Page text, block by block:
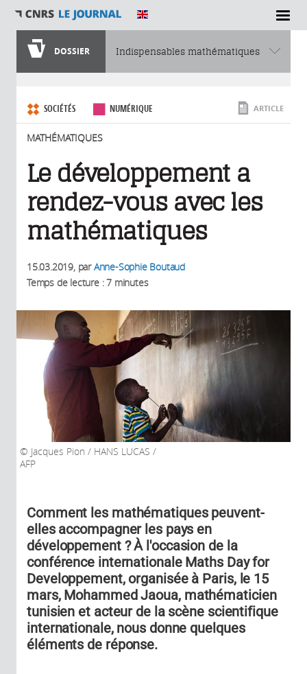
SECTIONS
DOSSIER Indispensables mathématiques
SOCIÉTÉS NUMÉRIQUE
MATHÉMATIQUES
ARTICLE
Le développement a
rendez-vous avec les
mathématiques
15.03.2019, parAnne-Sophie Boutaud
Temps de lecture : 7 minutes
Jacques Pion / HANS LUCAS /
AFP
Comment les mathématiques peuvent-
elles accompagner les pays en
développement ? À l'occasion de la
conférence internationale Maths Day for
Developpement, organisée à Paris, le 15
mars, Mohammed Jaoua, mathématicien
tunisien et acteur de la scène scientifique
internationale, nous donne quelques
éléments de réponse.